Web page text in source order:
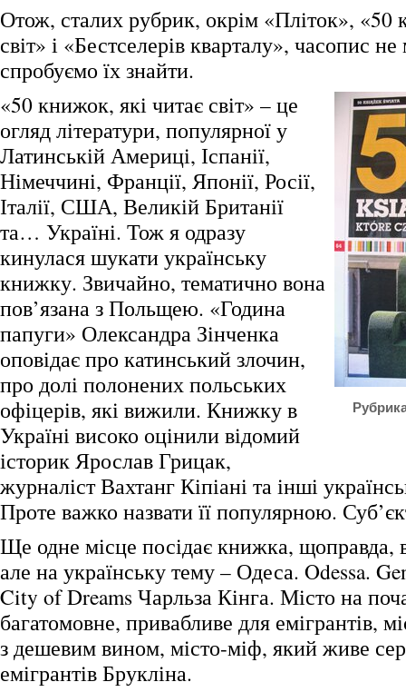
Отож, сталих рубрик, окрім «Пліток», «50
світ» і «Бестселерів кварталу», часопис
спробуємо їх знайти.
«50 книжок, які читає світ» – це
огляд літератури, популярної у
Латинській Америці, Іспанії,
Німеччині, Франції, Японії, Росії,
Італії, США, Великій Британії
та… Україні. Тож я одразу
кинулася шукати українську
книжку. Звичайно, тематично вона
пов’язана з Польщею. «Година
папуги» Олександра Зінченка
оповідає про катинський злочин,
про долі полонених польських
офіцерів, які вижили. Книжку в
Україні високо оцінили відомий
історик Ярослав Грицак,
журналіст Вахтанг Кіпіані та інші
Проте важко назвати її популярною.
Ще одне місце посідає книжка,
але на українську тему – Одеса. Odessa.
City of Dreams Чарльза Кінга. Місто на
багатомовне, привабливе для емігрантів,
з дешевим вином, місто-міф, який живе
емігрантів Брукліна.